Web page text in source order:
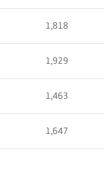
1,818
1,929
1,463
1,647